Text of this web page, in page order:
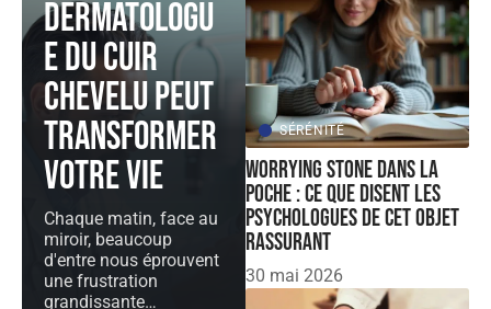
dermatologu
e du cuir
chevelu peut
transformer
votre vie
Chaque matin, face au
miroir, beaucoup
d'entre nous éprouvent
une frustration
grandissante…
SÉRÉNITÉ
Worrying Stone dans la
poche : ce que disent les
psychologues de cet objet
rassurant
30 mai 2026